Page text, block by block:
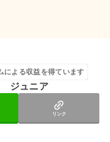
による収益を得ています
ジュニア
リンク